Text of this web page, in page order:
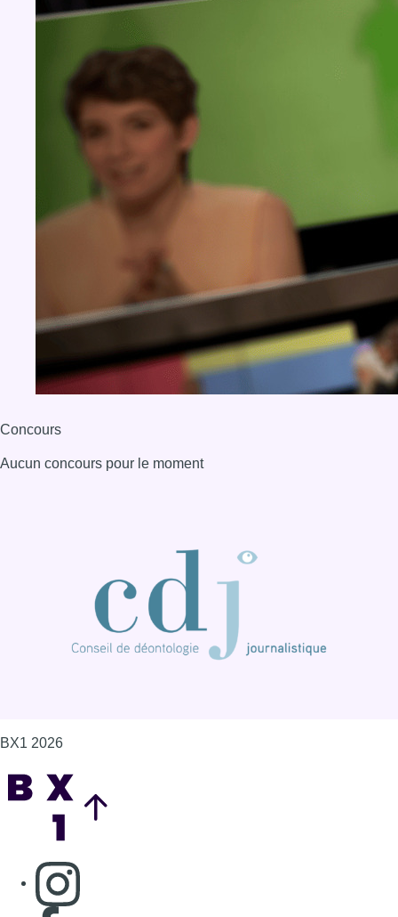
Concours
Aucun concours pour le moment
BX1 2026
Consulter page Instagram